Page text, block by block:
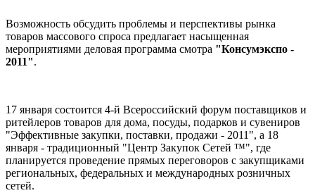
Возможность обсудить проблемы и перспективы рынка
товаров массового спроса предлагает насыщенная
мероприятиями деловая программа смотра "Консумэкспо -
2011".
17 января состоится 4-й Всероссийский форум поставщиков и
ритейлеров товаров для дома, посуды, подарков и сувениров
"Эффективные закупки, поставки, продажи - 2011", а 18
января - традиционный "Центр Закупок Сетей ™", где
планируется проведение прямых переговоров с закупщиками
региональных, федеральных и международных розничных
сетей.